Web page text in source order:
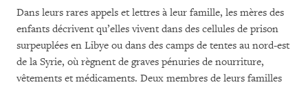
Dans leurs rares appels et lettres à leur famille, les mères des
enfants décrivent qu’elles vivent dans des cellules de prison
surpeuplées en Libye ou dans des camps de tentes au nord-est
de la Syrie, où règnent de graves pénuries de nourriture,
vêtements et médicaments. Deux membres de leurs familles